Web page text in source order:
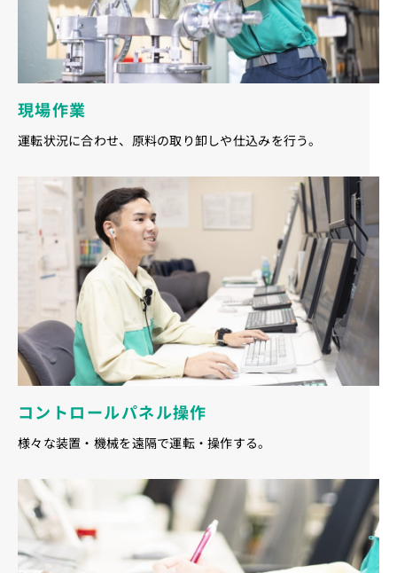
現場作業
運転状況に合わせ、原料の取り卸しや仕込みを行う。
コントロールパネル操作
様々な装置・機械を遠隔で運転・操作する。